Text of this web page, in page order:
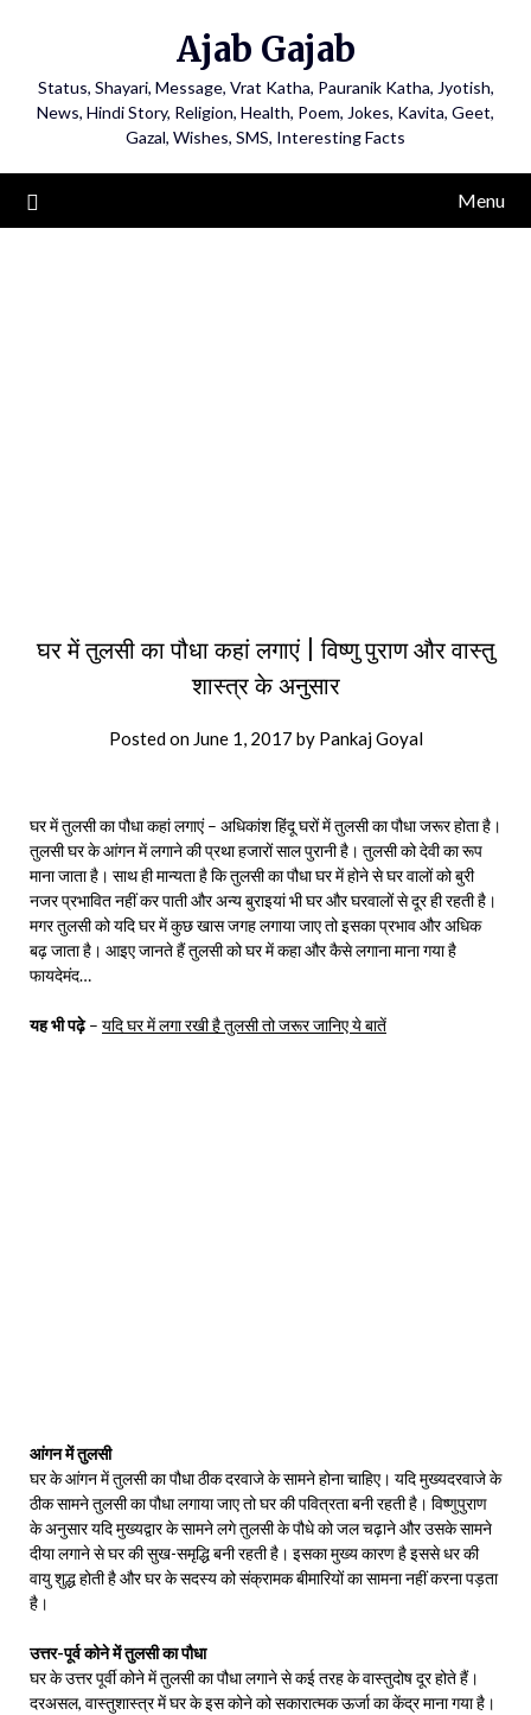
Ajab Gajab
Status, Shayari, Message, Vrat Katha, Pauranik Katha, Jyotish,
News, Hindi Story, Religion, Health, Poem, Jokes, Kavita, Geet,
Gazal, Wishes, SMS, Interesting Facts
Menu
घर में तुलसी का पौधा कहां लगाएं | विष्णु पुराण और वास्तु
शास्त्र के अनुसार
Posted on June 1, 2017 by Pankaj Goyal
घर में तुलसी का पौधा कहां लगाएं – अधिकांश हिंदू घरों में तुलसी का पौधा जरूर होता है।
तुलसी घर के आंगन में लगाने की प्रथा हजारों साल पुरानी है। तुलसी को देवी का रूप
माना जाता है। साथ ही मान्यता है कि तुलसी का पौधा घर में होने से घर वालों को बुरी
नजर प्रभावित नहीं कर पाती और अन्य बुराइयां भी घर और घरवालों से दूर ही रहती है।
मगर तुलसी को यदि घर में कुछ खास जगह लगाया जाए तो इसका प्रभाव और अधिक
बढ़ जाता है। आइए जानते हैं तुलसी को घर में कहा और कैसे लगाना माना गया है
फायदेमंद…
यह भी पढ़े– यदि घर में लगा रखी है तुलसी तो जरूर जानिए ये बातें
आंगन में तुलसी
घर के आंगन में तुलसी का पौधा ठीक दरवाजे के सामने होना चाहिए। यदि मुख्यदरवाजे के
ठीक सामने तुलसी का पौधा लगाया जाए तो घर की पवित्रता बनी रहती है। विष्णुपुराण
के अनुसार यदि मुख्यद्वार के सामने लगे तुलसी के पौधे को जल चढ़ाने और उसके सामने
दीया लगाने से घर की सुख-समृद्धि बनी रहती है। इसका मुख्य कारण है इससे धर की
वायु शुद्ध होती है और घर के सदस्य को संक्रामक बीमारियों का सामना नहीं करना पड़ता
है।
उत्तर-पूर्व कोने में तुलसी का पौधा
घर के उत्तर पूर्वी कोने में तुलसी का पौधा लगाने से कई तरह के वास्तुदोष दूर होते हैं।
दरअसल, वास्तुशास्त्र में घर के इस कोने को सकारात्मक ऊर्जा का केंद्र माना गया है।